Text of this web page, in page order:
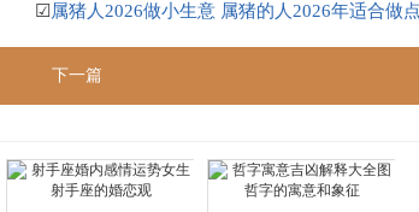
☑
下一篇